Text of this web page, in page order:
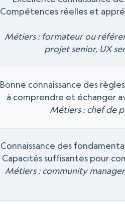
Compétences réelles et
Métiers : formateur ou
projet senior, UX
Bonne connaissance des
à comprendre et échanger
Métiers : chef de
Connaissance des
Capacités suffisantes pour
Métiers : community